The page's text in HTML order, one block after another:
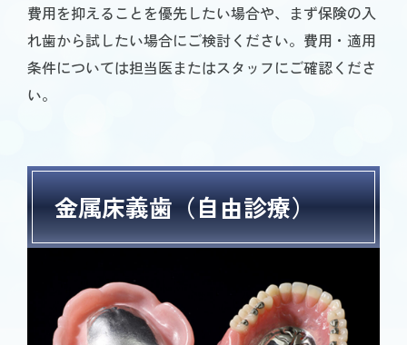
費用を抑えることを優先したい場合や、まず保険の入
れ歯から試したい場合にご検討ください。費用・適用
条件については担当医またはスタッフにご確認くださ
い。
金属床義歯（自由診療）